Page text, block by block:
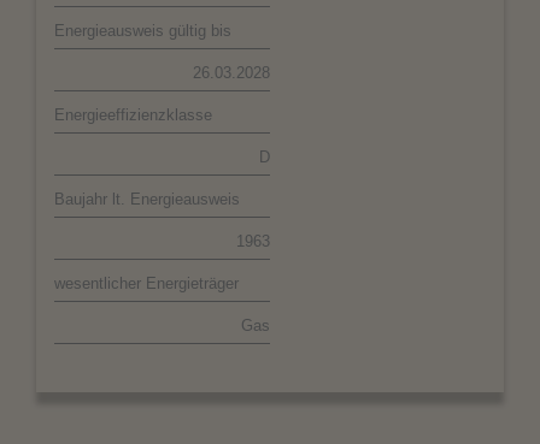
Energieausweis gültig bis
26.03.2028
Energieeffizienzklasse
D
Baujahr lt. Energieausweis
1963
wesentlicher Energieträger
Gas